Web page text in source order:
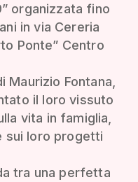
organizzata fino
in via Cereria
Ponte” Centro
Maurizio Fontana,
il loro vissuto
vita in famiglia,
sui loro progetti
tra una perfetta